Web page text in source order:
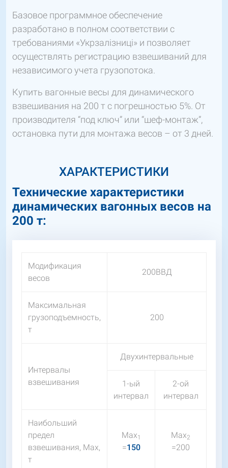
Базовое программное обеспечение
разработано в полном соответствии с
требованиями «Укрзалізниці» и позволяет
осуществлять регистрацию взвешиваний для
независимого учета грузопотока.
Купить вагонные весы для динамического
взвешивания на 200 т с погрешностью 5%. От
производителя “под ключ” или “шеф-монтаж”,
остановка пути для монтажа весов – от 3 дней.
ХАРАКТЕРИСТИКИ
Технические характеристики
динамических вагонных весов на
200 т:
Модификация
весов
200ВВД
Максимальная
грузоподъемность,
т
200
Интервалы
взвешивания
Двухинтервальные
1-ый
интервал
2-ой
интервал
Наибольший
предел
взвешивания, Мах,
т
Мах1
=150
Мах2
=200